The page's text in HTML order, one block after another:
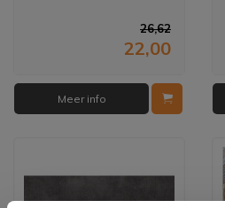
26,62
22,00
Meer info